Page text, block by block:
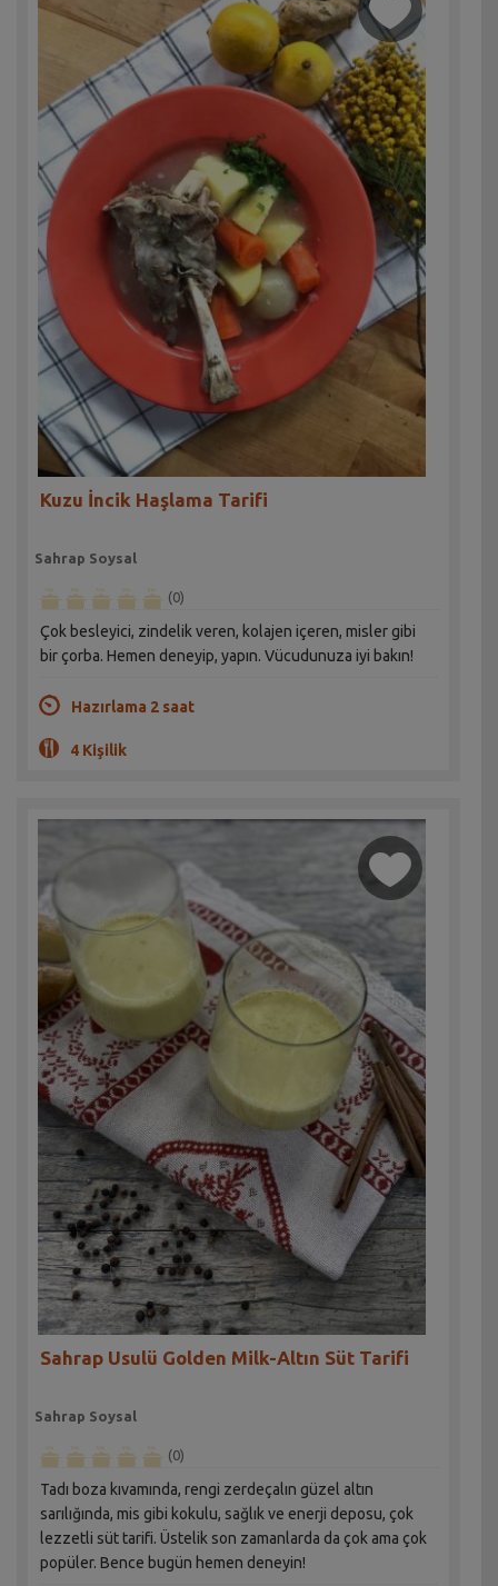
Kuzu İncik Haşlama Tarifi
Sahrap Soysal
(0)
Çok besleyici, zindelik veren, kolajen içeren, misler gibi
bir çorba. Hemen deneyip, yapın. Vücudunuza iyi bakın!
Hazırlama 2 saat
4 Kişilik
Sahrap Usulü Golden Milk-Altın Süt Tarifi
Sahrap Soysal
(0)
Tadı boza kıvamında, rengi zerdeçalın güzel altın
sarılığında, mis gibi kokulu, sağlık ve enerji deposu, çok
lezzetli süt tarifi. Üstelik son zamanlarda da çok ama çok
popüler. Bence bugün hemen deneyin!